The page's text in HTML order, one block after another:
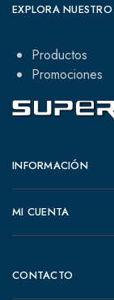
EXPLORA
Productos
Promociones
INFORMACIÓN
MI CUENTA
CONTACTO